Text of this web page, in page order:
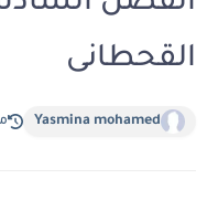
القحطانى
Yasmina mohamed